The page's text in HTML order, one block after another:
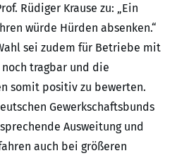
Rüdiger Krause zu: „Ein
würde Hürden absenken.“
sei zudem für Betriebe mit
tragbar und die
somit positiv zu bewerten.
Gewerkschaftsbunds
Ausweitung und
auch bei größeren